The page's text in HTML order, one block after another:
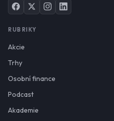
RUBRIKY
Akcie
Trhy
Osobní finance
Podcast
Akademie